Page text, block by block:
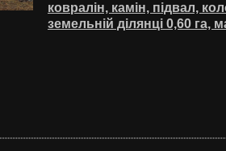
ковралін, камін, підвал,
земельній ділянці 0,60 га,